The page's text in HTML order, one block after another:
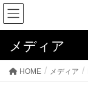
メディア
HOME メディア